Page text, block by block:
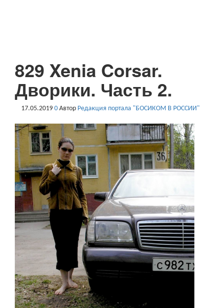
829 Xenia Corsar.
Дворики. Часть 2.
17.05.2019 0 Автор Редакция портала "БОСИКОМ В РОССИИ"